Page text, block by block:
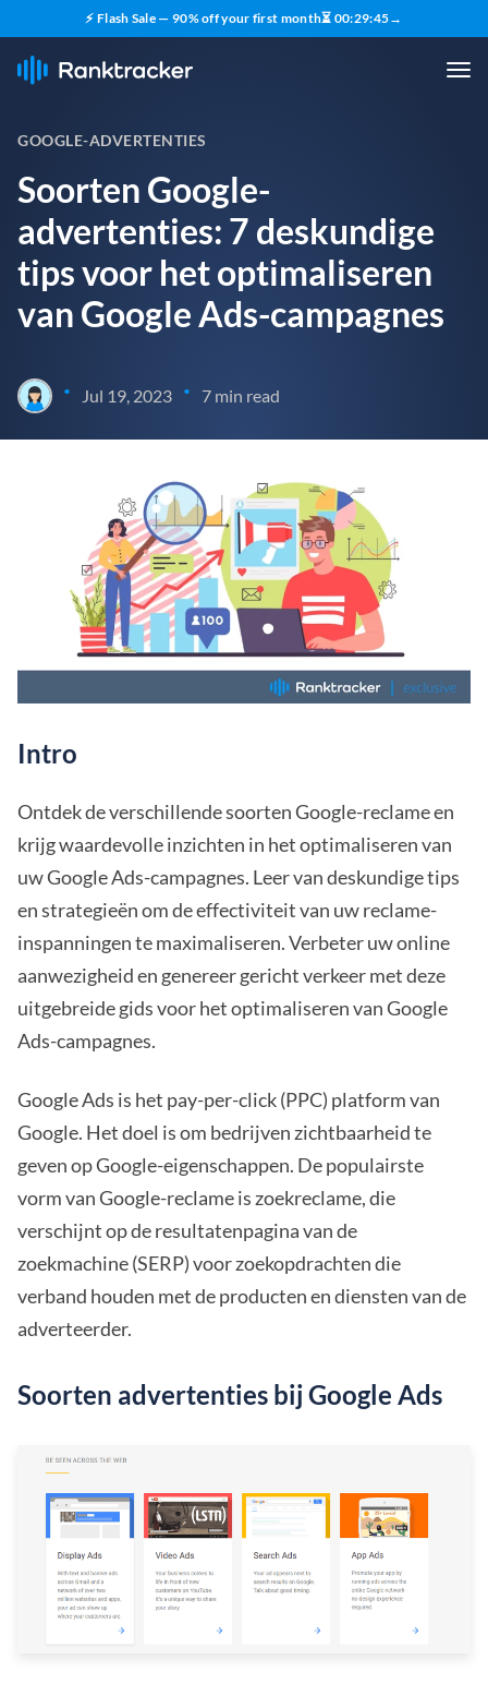
⚡ Flash Sale — 90% off your first month⏳ 00:29:44→
GOOGLE-ADVERTENTIES
Soorten Google-
advertenties: 7 deskundige
tips voor het optimaliseren
van Google Ads-campagnes
• Jul 19, 2023 • 7 min read
Intro
Ontdek de verschillende soorten Google-reclame en
krijg waardevolle inzichten in het optimaliseren van
uw Google Ads-campagnes. Leer van deskundige tips
en strategieën om de effectiviteit van uw reclame-
inspanningen te maximaliseren. Verbeter uw online
aanwezigheid en genereer gericht verkeer met deze
uitgebreide gids voor het optimaliseren van Google
Ads-campagnes.
Google Ads is het pay-per-click (PPC) platform van
Google. Het doel is om bedrijven zichtbaarheid te
geven op Google-eigenschappen. De populairste
vorm van Google-reclame is zoekreclame, die
verschijnt op de resultatenpagina van de
zoekmachine (SERP) voor zoekopdrachten die
verband houden met de producten en diensten van de
adverteerder.
Soorten advertenties bij Google Ads